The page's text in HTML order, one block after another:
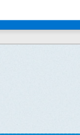
謹賀新年スペシャル